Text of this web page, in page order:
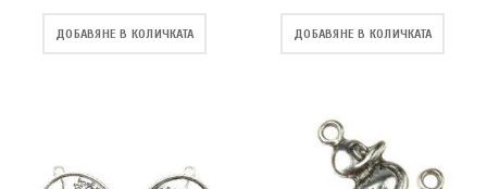
ДОБАВЯНЕ В КОЛИЧКАТА ДОБАВЯНЕ В КОЛИЧКАТА